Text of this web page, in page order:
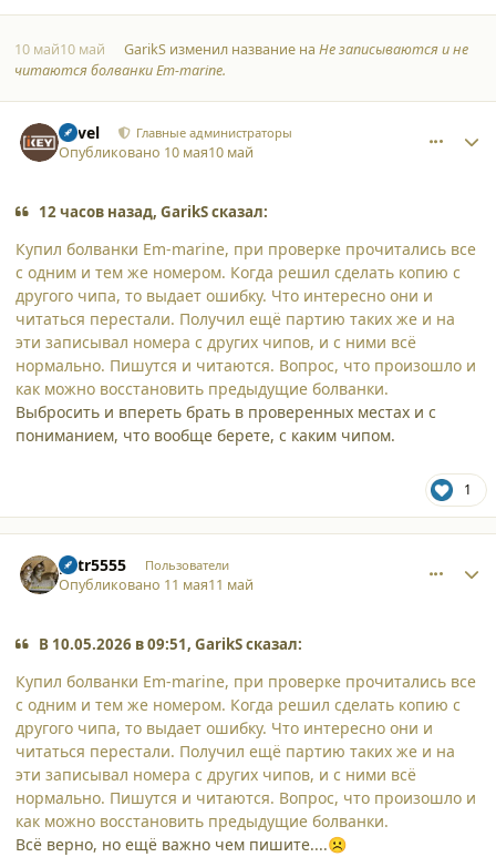
10 май10 май GarikSизменил название на Не записываются и не
читаются болванки Em-marine.
Pavel Главные администраторы
Опубликовано 10 мая10 май
12 часов назад, GarikS сказал:
Купил болванки Em-marine, при проверке прочитались все
с одним и тем же номером. Когда решил сделать копию с
другого чипа, то выдает ошибку. Что интересно они и
читаться перестали. Получил ещё партию таких же и на
эти записывал номера с других чипов, и с ними всё
нормально. Пишутся и читаются. Вопрос, что произошло и
как можно восстановить предыдущие болванки.
Выбросить и впереть брать в проверенных местах и с
пониманием, что вообще берете, с каким чипом.
1
petr5555 Пользователи
Опубликовано 11 мая11 май
В 10.05.2026 в 09:51, GarikS сказал:
Купил болванки Em-marine, при проверке прочитались все
с одним и тем же номером. Когда решил сделать копию с
другого чипа, то выдает ошибку. Что интересно они и
читаться перестали. Получил ещё партию таких же и на
эти записывал номера с других чипов, и с ними всё
нормально. Пишутся и читаются. Вопрос, что произошло и
как можно восстановить предыдущие болванки.
Всё верно, но ещё важно чем пишите....☹️